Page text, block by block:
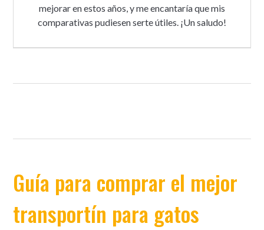
mejorar en estos años, y me encantaría que mis
comparativas pudiesen serte útiles. ¡Un saludo!
Guía para comprar el mejor
transportín para gatos